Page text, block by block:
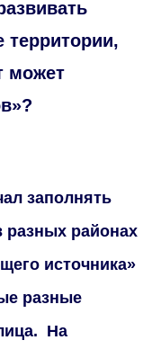
может
заполнять
районах
источника»
разные
На